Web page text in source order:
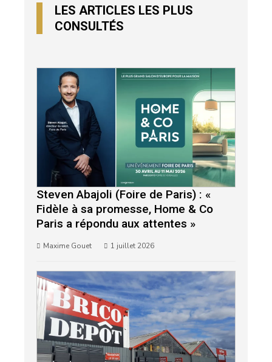
LES ARTICLES LES PLUS
CONSULTÉS
Steven Abajoli (Foire de Paris) : «
Fidèle à sa promesse, Home & Co
Paris a répondu aux attentes »
Maxime Gouet 1 juillet 2026